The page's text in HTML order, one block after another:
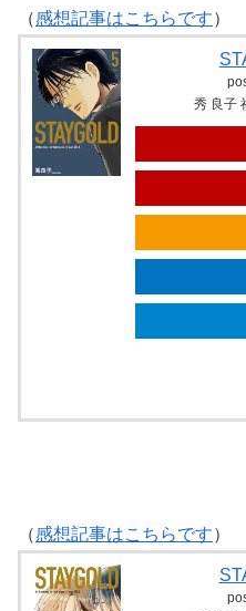
（感想記事はこちらです）
秀 良子
（感想記事はこちらです）